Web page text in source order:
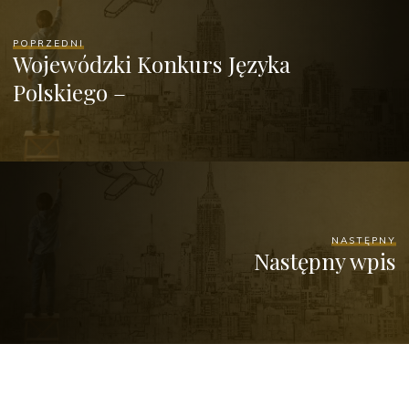
POPRZEDNI
Wojewódzki Konkurs Języka
Polskiego –
NASTĘPNY
Następny wpis